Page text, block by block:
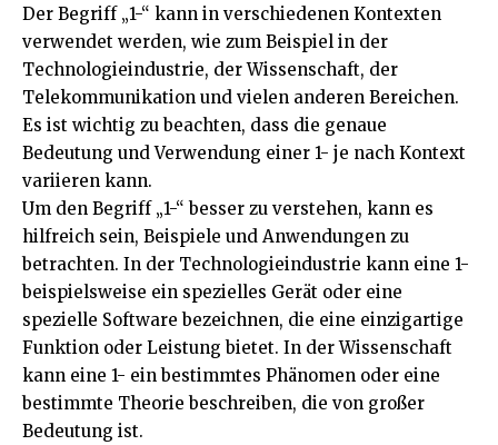
Der Begriff „1-“ kann in verschiedenen Kontexten
verwendet werden, wie zum Beispiel in der
Technologieindustrie, der Wissenschaft, der
Telekommunikation und vielen anderen Bereichen.
Es ist wichtig zu beachten, dass die genaue
Bedeutung und Verwendung einer 1- je nach Kontext
variieren kann.
Um den Begriff „1-“ besser zu verstehen, kann es
hilfreich sein, Beispiele und Anwendungen zu
betrachten. In der Technologieindustrie kann eine 1-
beispielsweise ein spezielles Gerät oder eine
spezielle Software bezeichnen, die eine einzigartige
Funktion oder Leistung bietet. In der Wissenschaft
kann eine 1- ein bestimmtes Phänomen oder eine
bestimmte Theorie beschreiben, die von großer
Bedeutung ist.